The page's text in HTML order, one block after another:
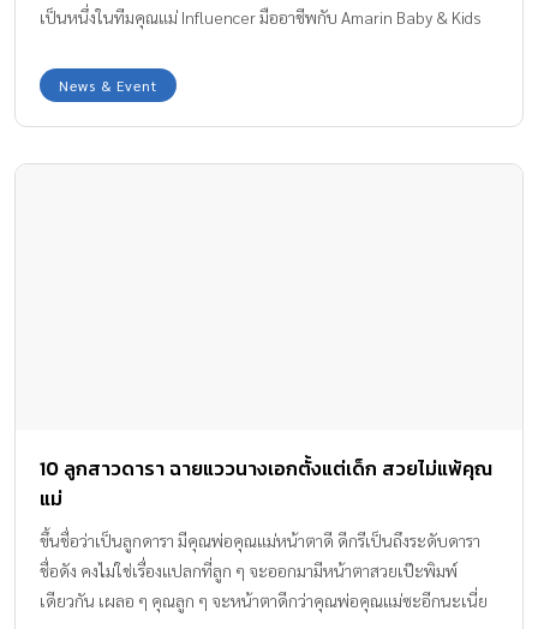
เป็นหนึ่งในทีมคุณแม่ Influencer มืออาชีพกับ Amarin Baby & Kids
Influencer มืออาชีพ กับ Amarin Baby & Kids ใครจะมีสิทธิ์ได้ร่วม
ประกวดกันบ้าง…เช็กรายชื่อได้ที่นี่!! กรุงเทพฯและปริมณฑล กรวิกราน
ชัยยะ ชณุตพร ศรีจำลอง ชไมพร เกิดสุทธิ ชรินทร์ทิพย์ ทองสุกโชติ
News & Event
10 ลูกสาวดารา ฉายแววนางเอกตั้งแต่เด็ก สวยไม่แพ้คุณ
แม่
ขึ้นชื่อว่าเป็นลูกดารา มีคุณพ่อคุณแม่หน้าตาดี ดีกรีเป็นถึงระดับดารา
ชื่อดัง คงไม่ใช่เรื่องแปลกที่ลูก ๆ จะออกมามีหน้าตาสวยเป๊ะพิมพ์
เดียวกัน เผลอ ๆ คุณลูก ๆ จะหน้าตาดีกว่าคุณพ่อคุณแม่ซะอีกนะเนี่ย